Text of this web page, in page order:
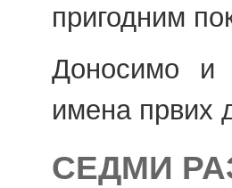
пригодним
Доносимо и
имена првих
СЕДМИ